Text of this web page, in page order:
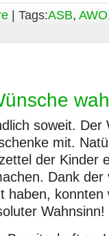
| Tags:ASB, AWO
soweit. Der
mit.
der Kinder
Dank der
haben, konnten
Wahnsinn!